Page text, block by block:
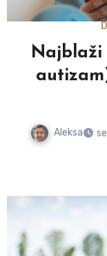
Aleksa